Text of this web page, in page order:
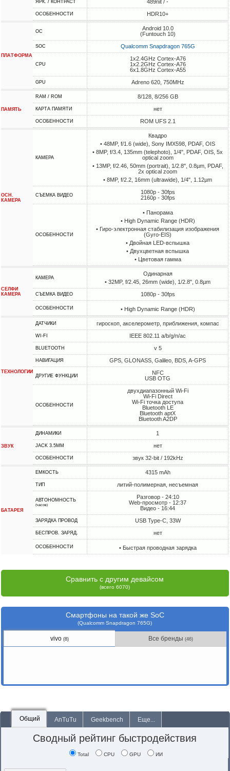
ЯРК. / КОНТРАСТ 489nit / -
ОСОБЕННОСТИ HDR10+
ПЛАТФОРМА
ОС
Android 10.0
(Funtouch 10)
SOC Qualcomm Snapdragon 765G
CPU
1x2.4GHz Cortex-A76
1x2.2GHz Cortex-A76
6x1.8GHz Cortex-A55
GPU Adreno 620, 750MHz
ПАМЯТЬ
RAM / ROM 8/128, 8/256 GB
КАРТА ПАМЯТИ нет
ОСОБЕННОСТИ ROM UFS 2.1
ОСН.
КАМЕРА
КАМЕРА
Квадро
• 48MP, f/1.6 (wide), Sony IMX598, PDAF, OIS
• 8MP, f/3.4, 135mm (telephoto), 1/4", PDAF, OIS, 5x
optical zoom
• 13MP, f/2.46, 50mm (portrait), 1/2.8", 0.8µm, PDAF,
2x optical zoom
• 8MP, f/2.2, 16mm (ultrawide), 1/4", 1.12µm
СЪЕМКА ВИДЕО
1080p - 30fps
2160p - 30fps
ОСОБЕННОСТИ
• Панорама
• High Dynamic Range (HDR)
• Гиро-электронная стабилизация изображения
(Gyro-EIS)
• Двойная LED-вспышка
• Двухцветная вспышка
• Цветовая гамма
СЕЛФИ
КАМЕРА
КАМЕРА
Одинарная
• 32MP, f/2.45, 26mm (wide), 1/2.8", 0.8µm
СЪЕМКА ВИДЕО 1080p - 30fps
ОСОБЕННОСТИ • High Dynamic Range (HDR)
ТЕХНОЛОГИИ
ДАТЧИКИ гироскоп, акселерометр, приближения, компас
WI-FI IEEE 802.11 a/b/g/n/ac
BLUETOOTH v 5
НАВИГАЦИЯ GPS, GLONASS, Galileo, BDS, A-GPS
ДРУГИЕ ФУНКЦИИ
NFC
USB OTG
ОСОБЕННОСТИ
двухдиапазонный Wi-Fi
Wi-Fi Direct
Wi-Fi точка доступа
Bluetooth LE
Bluetooth aptX
Bluetooth A2DP
ЗВУК
ДИНАМИКИ 1
JACK 3.5MM нет
ОСОБЕННОСТИ звук 32-bit / 192kHz
БАТАРЕЯ
ЕМКОСТЬ 4315 mAh
ТИП литий-полимерная, несъемная
АВТОНОМНОСТЬ
(часов)
Разговор - 24:10
Web-просмотр - 12:37
Видео - 16:44
ЗАРЯДКА ПРОВОД USB Type-C, 33W
БЕСПРОВ. ЗАРЯД. нет
ОСОБЕННОСТИ • Быстрая проводная зарядка
Сравнить с другим девайсом
(всего 6070)
Смартфоны на такой же SoC
(Qualcomm Snapdragon 765G)
vivo (8) Все бренды(46)
Общий AnTuTu Geekbench Еще...
Сводный рейтинг быстродействия
Total CPU GPU ИИ